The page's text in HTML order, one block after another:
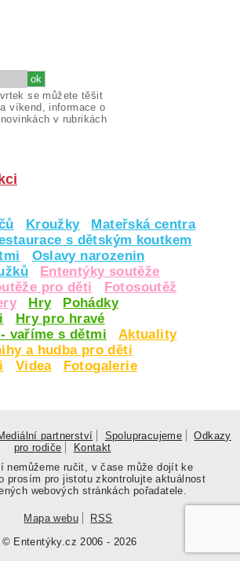
se můžete těšit
víkend, informace o
v rubrikách
Kroužky
Mateřská centra
s dětským koutkem
Oslavy narozenin
Ententýky soutěže
pro děti
Fotosoutěž
Hry
Pohádky
Hry pro hravé
vaříme s dětmi
Aktuality
a hudba pro děti
Videa
Fotogalerie
partnerství Spolupracujeme
Odkazy
pro rodiče
Kontakt
© Ententýky.cz 2006 - 2026
nemůžeme ručit, v čase může dojít ke
prosím pro jistotu zkontrolujte aktuálnost
webových stránkách pořadatele.
Mapa webu
RSS